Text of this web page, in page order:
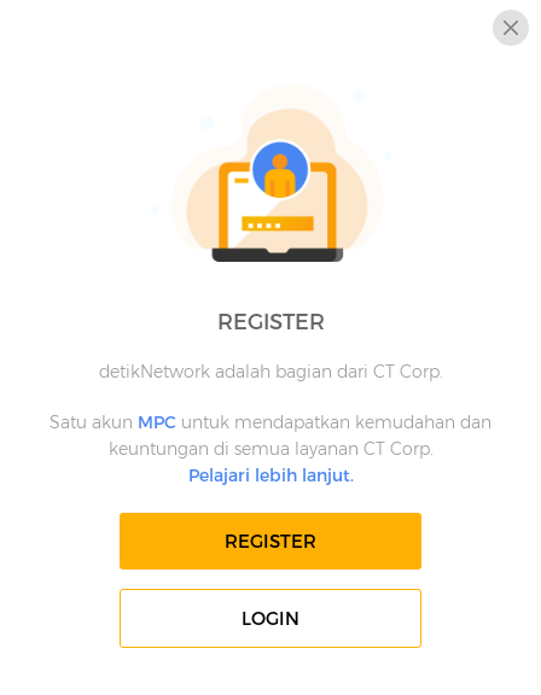
REGISTER
detikNetwork adalah bagian dari CT Corp.
Satu akun MPC untuk mendapatkan kemudahan dan
keuntungan di semua layanan CT Corp.
Pelajari lebih lanjut.
REGISTER
LOGIN